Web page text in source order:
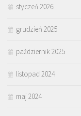
styczeń 2026
grudzień 2025
październik 2025
listopad 2024
maj 2024